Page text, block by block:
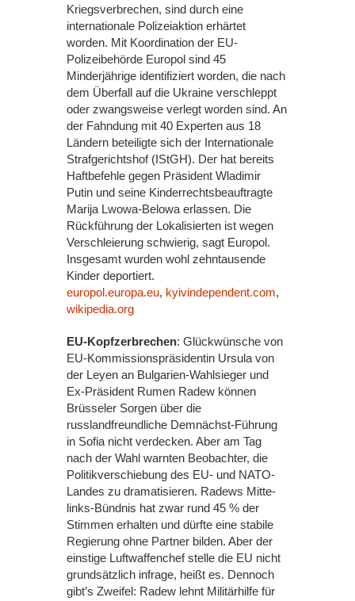
Kriegsverbrechen, sind durch eine
internationale Polizeiaktion erhärtet
worden. Mit Koordination der EU-
Polizeibehörde Europol sind 45
Minderjährige identifiziert worden, die nach
dem Überfall auf die Ukraine verschleppt
oder zwangsweise verlegt worden sind. An
der Fahndung mit 40 Experten aus 18
Ländern beteiligte sich der Internationale
Strafgerichtshof (IStGH). Der hat bereits
Haftbefehle gegen Präsident Wladimir
Putin und seine Kinderrechtsbeauftragte
Marija Lwowa-Belowa erlassen. Die
Rückführung der Lokalisierten ist wegen
Verschleierung schwierig, sagt Europol.
Insgesamt wurden wohl zehntausende
Kinder deportiert.
europol.europa.eu, kyivindependent.com,
wikipedia.org
EU-Kopfzerbrechen: Glückwünsche von
EU-Kommissionspräsidentin Ursula von
der Leyen an Bulgarien-Wahlsieger und
Ex-Präsident Rumen Radew können
Brüsseler Sorgen über die
russlandfreundliche Demnächst-Führung
in Sofia nicht verdecken. Aber am Tag
nach der Wahl warnten Beobachter, die
Politikverschiebung des EU- und NATO-
Landes zu dramatisieren. Radews Mitte-
links-Bündnis hat zwar rund 45 % der
Stimmen erhalten und dürfte eine stabile
Regierung ohne Partner bilden. Aber der
einstige Luftwaffenchef stelle die EU nicht
grundsätzlich infrage, heißt es. Dennoch
gibt’s Zweifel: Radew lehnt Militärhilfe für